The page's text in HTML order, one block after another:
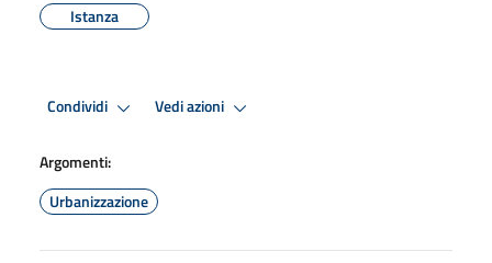
Istanza
Condividi Vedi azioni
Argomenti:
Urbanizzazione